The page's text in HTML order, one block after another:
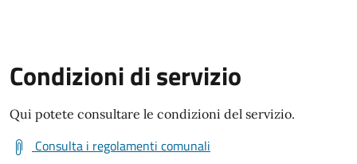
Condizioni di servizio
Qui potete consultare le condizioni del servizio.
Consulta i regolamenti comunali